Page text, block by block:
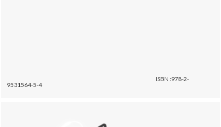
ISBN :978-2-
9531564-5-4